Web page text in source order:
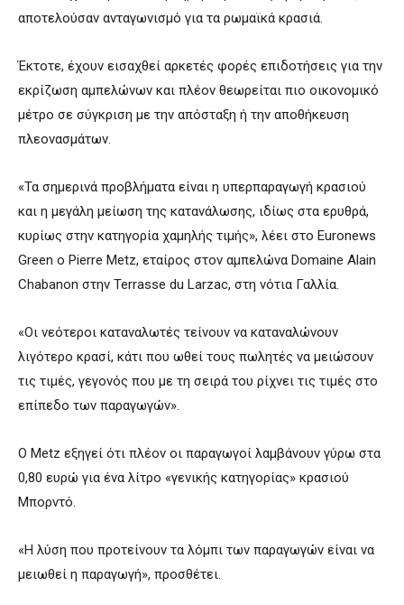
αποτελούσαν ανταγωνισμό για τα ρωμαϊκά κρασιά.
Έκτοτε, έχουν εισαχθεί αρκετές φορές επιδοτήσεις για την
εκρίζωση αμπελώνων και πλέον θεωρείται πιο οικονομικό
μέτρο σε σύγκριση με την απόσταξη ή την αποθήκευση
πλεονασμάτων.
«Τα σημερινά προβλήματα είναι η υπερπαραγωγή κρασιού
και η μεγάλη μείωση της κατανάλωσης, ιδίως στα ερυθρά,
κυρίως στην κατηγορία χαμηλής τιμής», λέει στο Euronews
Green ο Pierre Metz, εταίρος στον αμπελώνα Domaine Alain
Chabanon στην Terrasse du Larzac, στη νότια Γαλλία.
«Οι νεότεροι καταναλωτές τείνουν να καταναλώνουν
λιγότερο κρασί, κάτι που ωθεί τους πωλητές να μειώσουν
τις τιμές, γεγονός που με τη σειρά του ρίχνει τις τιμές στο
επίπεδο των παραγωγών».
Ο Metz εξηγεί ότι πλέον οι παραγωγοί λαμβάνουν γύρω στα
0,80 ευρώ για ένα λίτρο «γενικής κατηγορίας» κρασιού
Μπορντό.
«Η λύση που προτείνουν τα λόμπι των παραγωγών είναι να
μειωθεί η παραγωγή», προσθέτει.